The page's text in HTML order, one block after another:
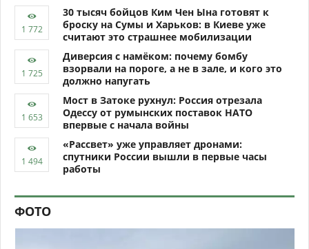
30 тысяч бойцов Ким Чен Ына готовят к
броску на Сумы и Харьков: в Киеве уже
считают это страшнее мобилизации
Диверсия с намёком: почему бомбу
взорвали на пороге, а не в зале, и кого это
должно напугать
Мост в Затоке рухнул: Россия отрезала
Одессу от румынских поставок НАТО
впервые с начала войны
«Рассвет» уже управляет дронами:
спутники России вышли в первые часы
работы
ФОТО